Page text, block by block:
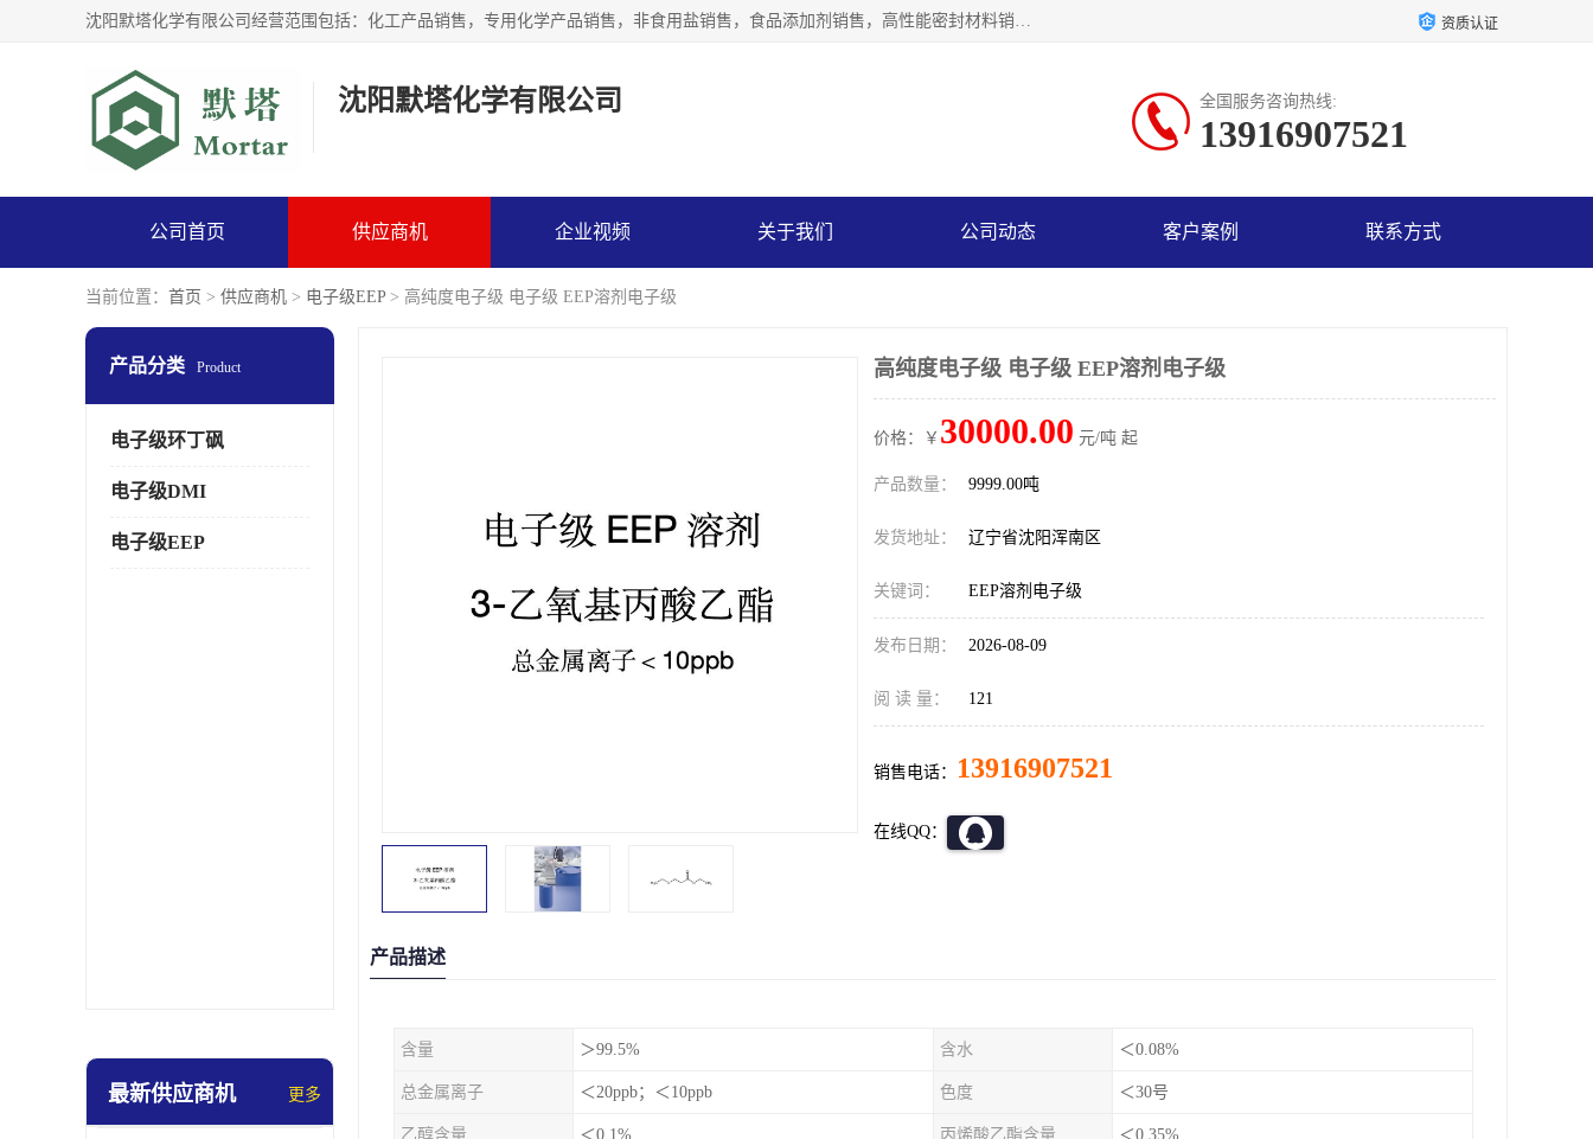
沈阳默塔化学有限公司经营范围包括：化工产品销售，专用化学产品销售，非食用盐销售，食品添加剂销售，高性能密封材料销售，涂料销售，合成材料销售，工程塑料及合成树脂销售等；主要产品有高纯电子级环丁砜，总金属离子可控制在ppb级别、纯度高、颜色浅、耐高温分解时间长，特别适合于半导体制造，硅片晶圆制造，清洗湿电子化学品，锂电池电解液，电子油墨，特种材料等高端行业；也适用于医药合成。 资质认证
沈阳默塔化学有限公司 全国服务咨询热线:
13916907521
公司首页 供应商机 企业视频 关于我们 公司动态 客户案例 联系方式
当前位置： 首页 > 供应商机 > 电子级EEP > 高纯度电子级 电子级 EEP溶剂电子级
产品分类 Product
电子级环丁砜
电子级DMI
电子级EEP
最新供应商机 更多
高纯度电子级 电子级 EEP溶剂电子级
价格：￥ 30000.00 元/吨 起
产品数量： 9999.00吨
发货地址： 辽宁省沈阳浑南区
关键词： EEP溶剂电子级
发布日期： 2026-08-09
阅 读 量： 121
销售电话： 13916907521
在线QQ：
产品描述
含量 ＞99.5% 含水 ＜0.08%
总金属离子 ＜20ppb；＜10ppb 色度 ＜30号
乙醇含量 ＜0.1% 丙烯酸乙酯含量 ＜0.35%